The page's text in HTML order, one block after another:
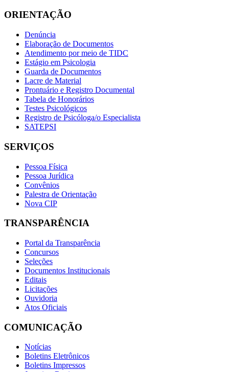
ORIENTAÇÃO
Denúncia
Elaboração de Documentos
Atendimento por meio de TIDC
Estágio em Psicologia
Guarda de Documentos
Lacre de Material
Prontuário e Registro Documental
Tabela de Honorários
Testes Psicológicos
Registro de Psicóloga/o Especialista
SATEPSI
SERVIÇOS
Pessoa Física
Pessoa Jurídica
Convênios
Palestra de Orientação
Nova CIP
TRANSPARÊNCIA
Portal da Transparência
Concursos
Seleções
Documentos Institucionais
Editais
Licitações
Ouvidoria
Atos Oficiais
COMUNICAÇÃO
Notícias
Boletins Eletrônicos
Boletins Impressos